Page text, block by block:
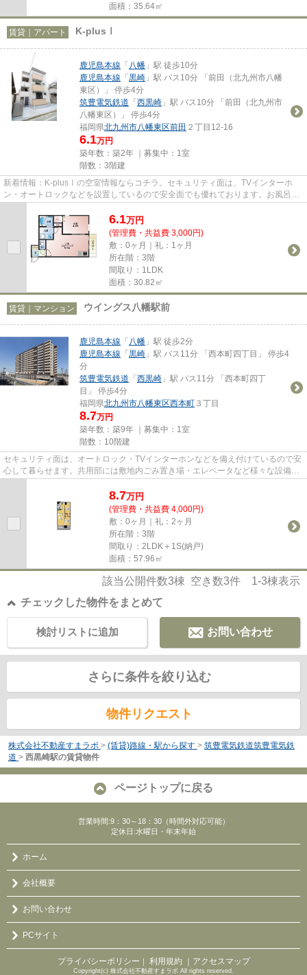
面積：35.64㎡
賃貸｜アパート K-plusⅠ
鹿児島本線 「 八幡 」駅 徒歩10分
鹿児島本線 「 黒崎 」駅 バス10分 「前田（北九州市八幡
東区）」 停歩4分
筑豊電気鉄道 「 西黒崎 」駅 バス10分 「前田（北九州市
八幡東区）」 停歩4分
福岡県北九州市八幡東区前田 ２丁目12-16
6.1万円
築年数：築2年 ｜募集中： 1室
階数：3階建
新着情報：K-plusⅠの空室情報ならコチラ。セキュリティ面は、TVインターホ
ン・オートロックなどを設置しているので安全面でも優れております。お風呂に
6.1万円
(管理費・共益費 3,000円)
敷：0ヶ月｜礼：1ヶ月
所在階：3階
間取り：1LDK
面積：30.82㎡
賃貸｜マンション ウイングス八幡駅前
鹿児島本線 「 八幡 」駅 徒歩2分
鹿児島本線 「 黒崎 」駅 バス11分 「西本町四丁目」 停歩4
分
筑豊電気鉄道 「 西黒崎 」駅 バス11分 「西本町四丁
目」 停歩4分
福岡県北九州市八幡東区西本町 ３丁目
8.7万円
築年数：築9年 ｜募集中： 1室
階数：10階建
セキュリティ面は、オートロック・TVインターホンなどを備え付けているので安
心して暮らせます。共用部には敷地内ごみ置き場・エレベータなど様々な設備や
8.7万円
(管理費・共益費 4,000円)
敷：0ヶ月｜礼：2ヶ月
所在階：3階
間取り：2LDK＋1S(納戸)
面積：57.96㎡
該当公開件数3棟 空き数3件 1-3棟表示
チェックした物件をまとめて
お問い合わせ
検討リストに追加
さらに条件を絞り込む
物件リクエスト
株式会社不動産すまラボ > (賃貸)路線・駅から探す > 筑豊電気鉄道筑豊電気鉄
道 > 西黒崎駅の賃貸物件
ページトップに戻る
営業時間:9：30～18：30（時間外対応可能）
定休日:水曜日・年末年始
ホーム
会社概要
お問い合わせ
PCサイト
プライバシーポリシー ｜ 利用規約 ｜アクセスマップ
Copyright(c) 株式会社不動産すまラボ All rights reserved.